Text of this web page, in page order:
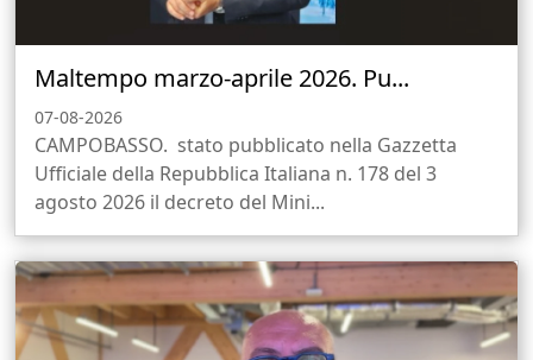
Maltempo marzo-aprile 2026. Pu...
07-08-2026
CAMPOBASSO. stato pubblicato nella Gazzetta
Ufficiale della Repubblica Italiana n. 178 del 3
agosto 2026 il decreto del Mini...